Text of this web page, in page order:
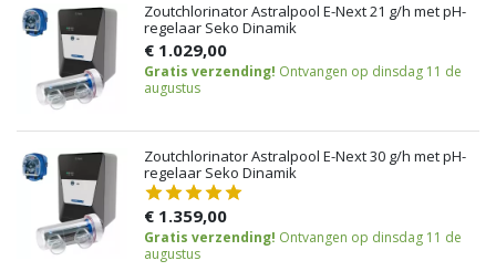
Zoutchlorinator Astralpool E-Next 21 g/h met pH-
regelaar Seko Dinamik
€ 1.029,00
Gratis verzending! Ontvangen op dinsdag 11 de
augustus
Zoutchlorinator Astralpool E-Next 30 g/h met pH-
regelaar Seko Dinamik
€ 1.359,00
Gratis verzending! Ontvangen op dinsdag 11 de
augustus